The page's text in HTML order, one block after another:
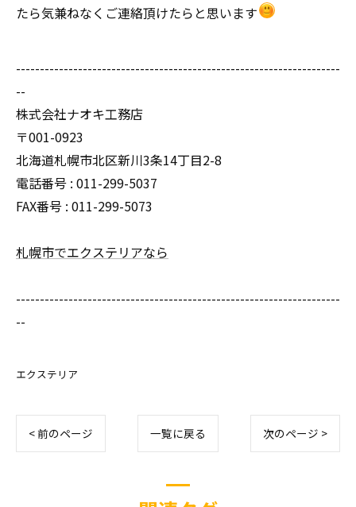
たら気兼ねなくご連絡頂けたらと思います
--------------------------------------------------------------------
--
株式会社ナオキ工務店
〒001-0923
北海道札幌市北区新川3条14丁目2-8
電話番号 : 011-299-5037
FAX番号 : 011-299-5073
札幌市でエクステリアなら
--------------------------------------------------------------------
--
エクステリア
< 前のページ 一覧に戻る 次のページ >